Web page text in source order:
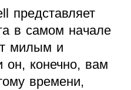
представляет
в самом начале
милым и
конечно, вам
времени,